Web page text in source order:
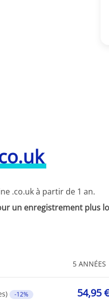
.co.uk à partir de 1 an.
un enregistrement plus
5 ANNÉES
-12% 54,95 €